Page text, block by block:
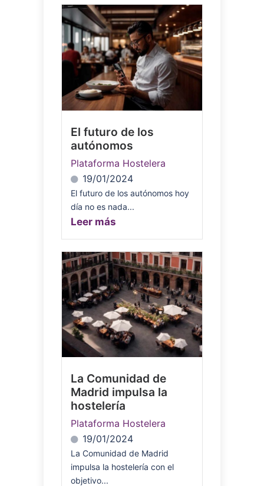
El futuro de los
autónomos
Plataforma Hostelera
19/01/2024
El futuro de los autónomos hoy
día no es nada...
Leer más
La Comunidad de
Madrid impulsa la
hostelería
Plataforma Hostelera
19/01/2024
La Comunidad de Madrid
impulsa la hostelería con el
objetivo...